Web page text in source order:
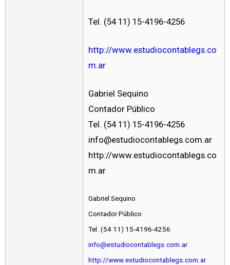
Tel. (54 11) 15-4196-4256
http://www.estudiocontablegs.co
m.ar
Gabriel Sequino
Contador Público
Tel. (54 11) 15-4196-4256
info@estudiocontablegs.com.ar
http://www.estudiocontablegs.co
m.ar
Gabriel Sequino
Contador Público
Tel. (54 11) 15-4196-4256
info@estudiocontablegs.com.ar
http://www.estudiocontablegs.com.ar